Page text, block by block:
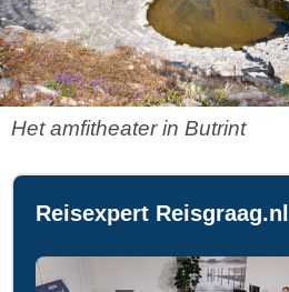
Het amfitheater in Butrint
Reisexpert Reisgraag.nl